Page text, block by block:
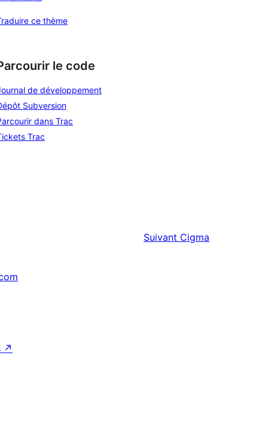
ce thème
le code
de développement
Subversion
dans Trac
Trac
Suivant Cigma
↗